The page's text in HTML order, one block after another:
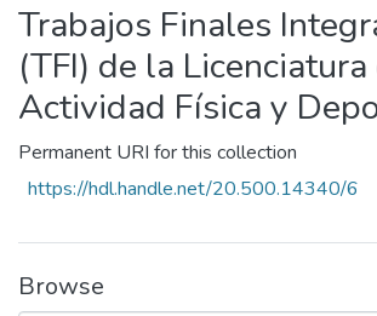
All of RIUFLO
Trabajos Finales
(TFI) de la Licenciatura
Actividad Física y
Permanent URI for this collection
https://hdl.handle.net/20.500.14340/6
Browse